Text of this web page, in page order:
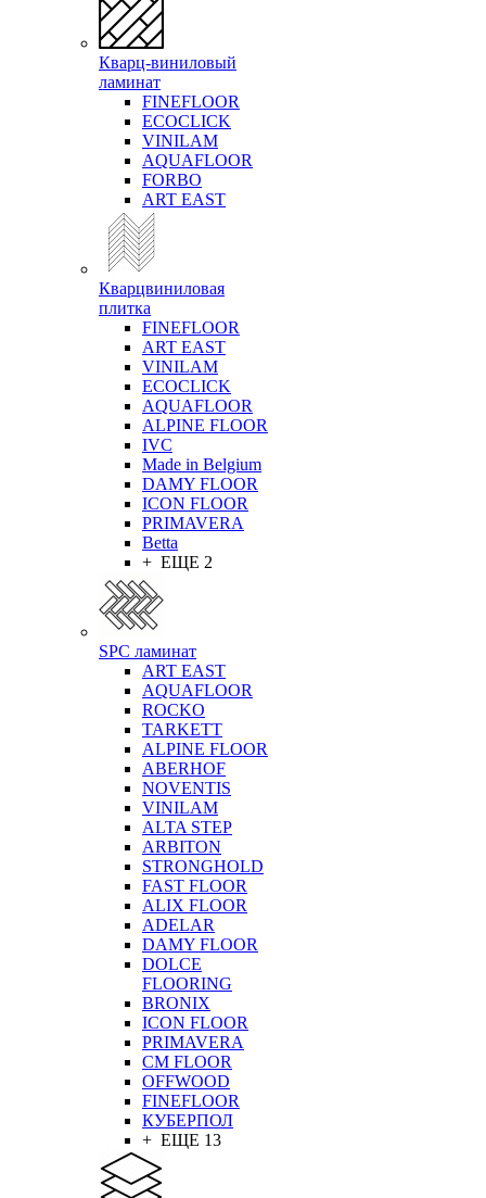
Кварц-виниловый
ламинат
FINEFLOOR
ECOCLICK
VINILAM
AQUAFLOOR
FORBO
ART EAST
Кварцвиниловая
плитка
FINEFLOOR
ART EAST
VINILAM
ECOCLICK
AQUAFLOOR
ALPINE FLOOR
IVC
Made in Belgium
DAMY FLOOR
ICON FLOOR
PRIMAVERA
Betta
+ ЕЩЕ 2
SPC ламинат
ART EAST
AQUAFLOOR
ROCKO
TARKETT
ALPINE FLOOR
ABERHOF
NOVENTIS
VINILAM
ALTA STEP
ARBITON
STRONGHOLD
FAST FLOOR
ALIX FLOOR
ADELAR
DAMY FLOOR
DOLCE
FLOORING
BRONIX
ICON FLOOR
PRIMAVERA
CM FLOOR
OFFWOOD
FINEFLOOR
КУБЕРПОЛ
+ ЕЩЕ 13